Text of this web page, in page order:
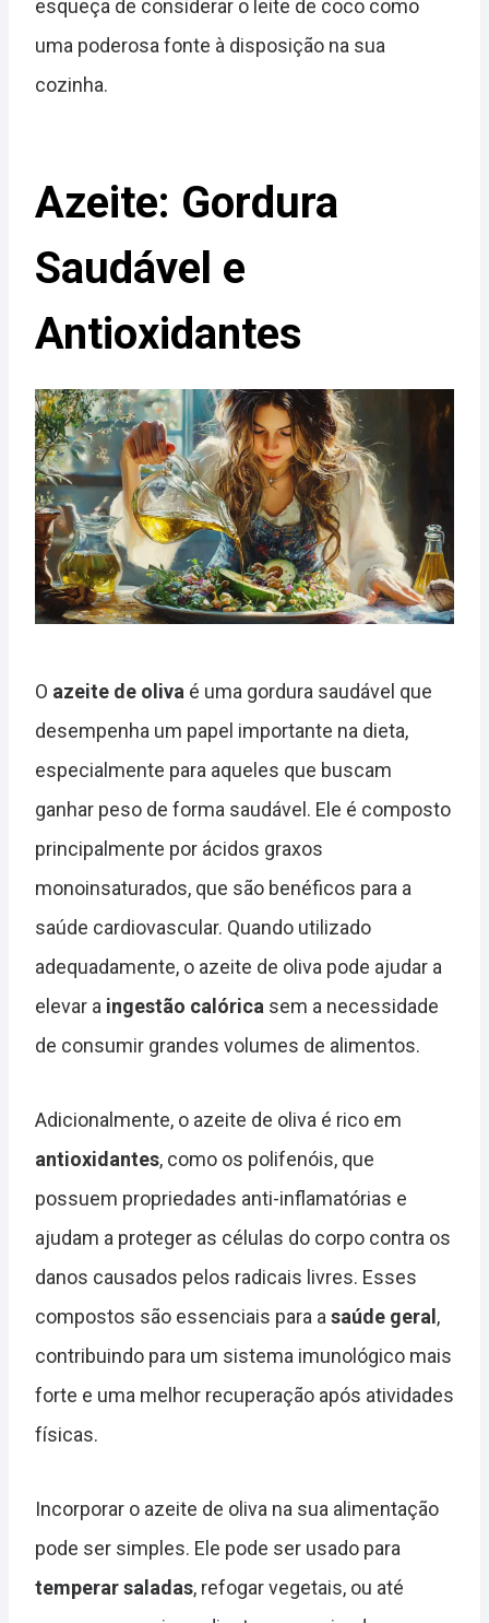
esqueça de considerar o leite de coco como
uma poderosa fonte à disposição na sua
cozinha.
Azeite: Gordura
Saudável e
Antioxidantes
O azeite de oliva é uma gordura saudável que
desempenha um papel importante na dieta,
especialmente para aqueles que buscam
ganhar peso de forma saudável. Ele é composto
principalmente por ácidos graxos
monoinsaturados, que são benéficos para a
saúde cardiovascular. Quando utilizado
adequadamente, o azeite de oliva pode ajudar a
elevar a ingestão calórica sem a necessidade
de consumir grandes volumes de alimentos.
Adicionalmente, o azeite de oliva é rico em
antioxidantes, como os polifenóis, que
possuem propriedades anti-inflamatórias e
ajudam a proteger as células do corpo contra os
danos causados pelos radicais livres. Esses
compostos são essenciais para asaúde geral ,
contribuindo para um sistema imunológico mais
forte e uma melhor recuperação após atividades
físicas.
Incorporar o azeite de oliva na sua alimentação
pode ser simples. Ele pode ser usado para
temperar saladas, refogar vegetais, ou até